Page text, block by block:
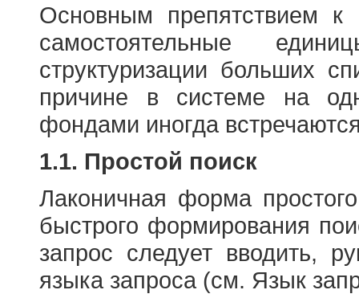
Основным препятствием
самостоятельные
структуризации больших
причине в системе на
фондами иногда
1.1. Простой поиск
Лаконичная форма
быстрого формирования
запрос следует вводить,
языка запроса (см. Язык